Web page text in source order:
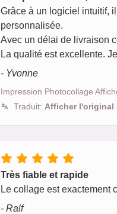
Grâce à un logiciel intuitif,
personnalisée.
Avec un délai de livraison
La qualité est excellente.
- Yvonne
Impression Photocollage
Traduit: Afficher l'original
Très fiable et rapide
Le collage est exactement
- Ralf